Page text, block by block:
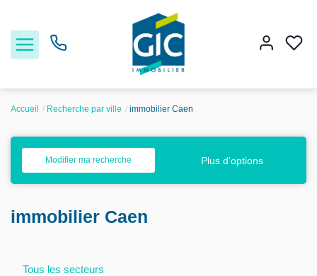
Acheter
Louer
Estimer
Nos services
Accueil Recherche par ville immobilier Caen
Modifier ma recherche Plus d'options
immobilier Caen
Tous les secteurs